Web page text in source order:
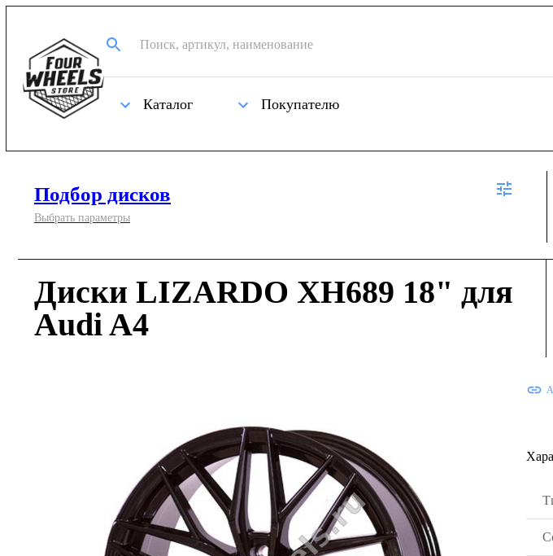
Каталог Покупателю
Подбор дисков
Выбрать параметры
Диски LIZARDO XH689 18" для
Audi A4